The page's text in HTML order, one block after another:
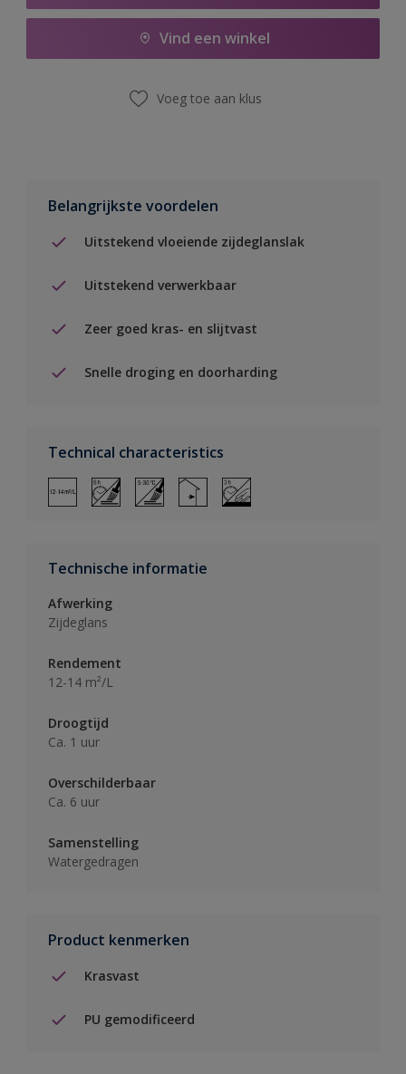
Vind een winkel
Voeg toe aan klus
Belangrijkste voordelen
Uitstekend vloeiende zijdeglanslak
Uitstekend verwerkbaar
Zeer goed kras- en slijtvast
Snelle droging en doorharding
Technical characteristics
Technische informatie
Afwerking
Zijdeglans
Rendement
12-14 m²/L
Droogtijd
Ca. 1 uur
Overschilderbaar
Ca. 6 uur
Samenstelling
Watergedragen
Product kenmerken
Krasvast
PU gemodificeerd